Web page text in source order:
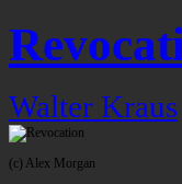
Walter Kraus
(c) Alex Morgan